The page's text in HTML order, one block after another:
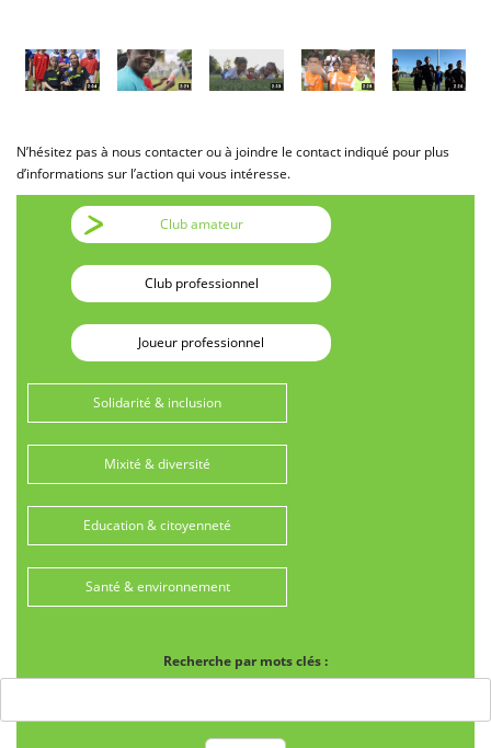
N’hésitez pas à nous contacter ou à joindre le contact indiqué pour plus
d’informations sur l’action qui vous intéresse.
Club amateur
Club professionnel
Joueur professionnel
Solidarité & inclusion
Mixité & diversité
Education & citoyenneté
Santé & environnement
Recherche par mots clés :